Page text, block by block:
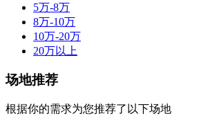
5万-8万
8万-10万
10万-20万
20万以上
场地推荐
根据你的需求为您推荐了以下场地